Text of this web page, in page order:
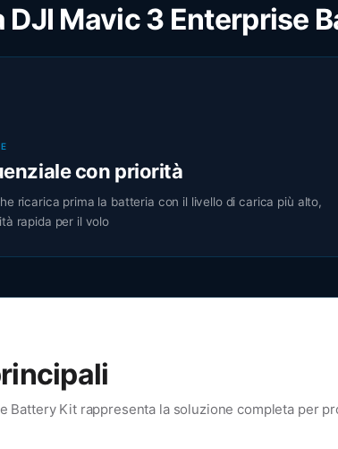
DJI Mavic 3 Enterprise
con priorità
ricarica prima la batteria con il livello di carica più alto,
rapida per il volo
Battery Kit rappresenta la soluzione completa per